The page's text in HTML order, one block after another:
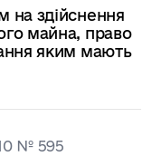
на здійснення
майна, право
яким мають
№ 595